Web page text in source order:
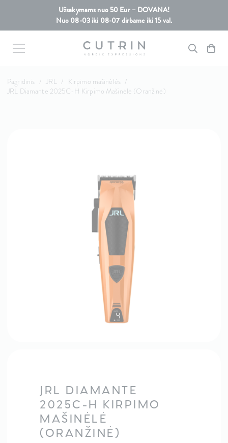
Užsakymams nuo 50 Eur – DOVANA!
Nuo 08-03 iki 08-07 dirbame iki 15 val.
Pagridinis / JRL / Kirpimo mašinėlės /
JRL Diamante 2025C-H Kirpimo Mašinėlė (Oranžinė)
JRL DIAMANTE
2025C-H KIRPIMO
MAŠINĖLĖ
(ORANŽINĖ)